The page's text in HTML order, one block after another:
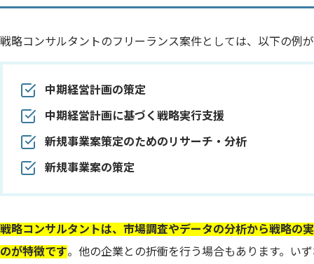
戦略コンサルタントのフリーランス案件としては、以下の例
中期経営計画の策定
中期経営計画に基づく戦略実行支援
新規事業案策定のためのリサーチ・分析
新規事業案の策定
戦略コンサルタントは、市場調査やデータの分析から戦略の
のが特徴です。他の企業との折衝を行う場合もあります。い